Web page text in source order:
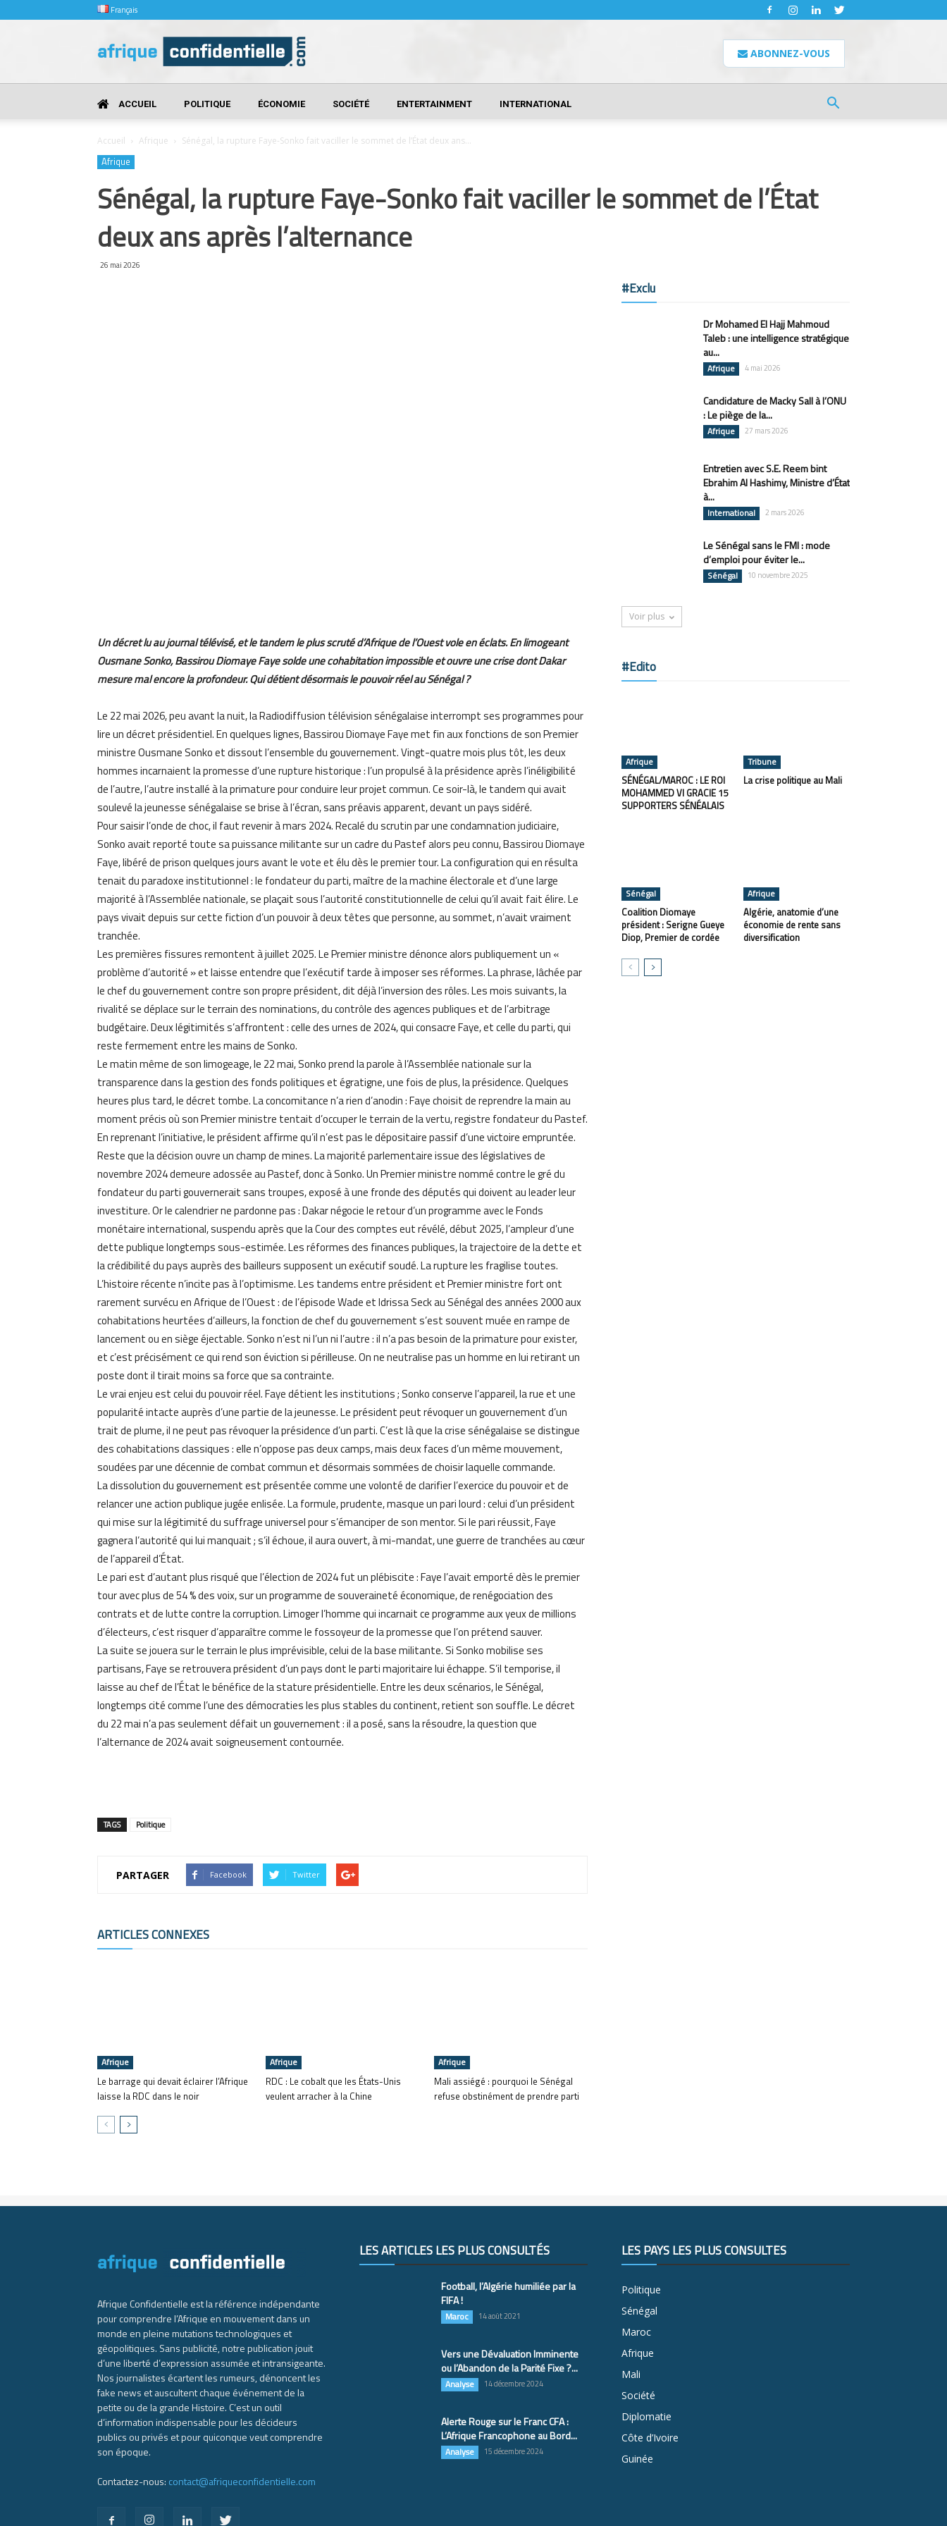
Français
Confidentielle
ABONNEZ-VOUS
ACCUEIL POLITIQUE ÉCONOMIE SOCIÉTÉ ENTERTAINMENT INTERNATIONAL
Accueil Afrique Sénégal, la rupture Faye-Sonko fait vaciller le sommet de l’État deux ans...
Afrique
Sénégal, la rupture Faye-Sonko fait vaciller le sommet de l’État
deux ans après l’alternance
26 mai 2026
Un décret lu au journal télévisé, et le tandem le plus scruté d’Afrique de l’Ouest vole en éclats. En limogeant
Ousmane Sonko, Bassirou Diomaye Faye solde une cohabitation impossible et ouvre une crise dont Dakar
mesure mal encore la profondeur. Qui détient désormais le pouvoir réel au Sénégal ?
Le 22 mai 2026, peu avant la nuit, la Radiodiffusion télévision sénégalaise interrompt ses programmes pour
lire un décret présidentiel. En quelques lignes, Bassirou Diomaye Faye met fin aux fonctions de son Premier
ministre Ousmane Sonko et dissout l’ensemble du gouvernement. Vingt-quatre mois plus tôt, les deux
hommes incarnaient la promesse d’une rupture historique : l’un propulsé à la présidence après l’inéligibilité
de l’autre, l’autre installé à la primature pour conduire leur projet commun. Ce soir-là, le tandem qui avait
soulevé la jeunesse sénégalaise se brise à l’écran, sans préavis apparent, devant un pays sidéré.
Pour saisir l’onde de choc, il faut revenir à mars 2024. Recalé du scrutin par une condamnation judiciaire,
Sonko avait reporté toute sa puissance militante sur un cadre du Pastef alors peu connu, Bassirou Diomaye
Faye, libéré de prison quelques jours avant le vote et élu dès le premier tour. La configuration qui en résulta
tenait du paradoxe institutionnel : le fondateur du parti, maître de la machine électorale et d’une large
majorité à l’Assemblée nationale, se plaçait sous l’autorité constitutionnelle de celui qu’il avait fait élire. Le
pays vivait depuis sur cette fiction d’un pouvoir à deux têtes que personne, au sommet, n’avait vraiment
tranchée.
Les premières fissures remontent à juillet 2025. Le Premier ministre dénonce alors publiquement un «
problème d’autorité » et laisse entendre que l’exécutif tarde à imposer ses réformes. La phrase, lâchée par
le chef du gouvernement contre son propre président, dit déjà l’inversion des rôles. Les mois suivants, la
rivalité se déplace sur le terrain des nominations, du contrôle des agences publiques et de l’arbitrage
budgétaire. Deux légitimités s’affrontent : celle des urnes de 2024, qui consacre Faye, et celle du parti, qui
reste fermement entre les mains de Sonko.
Le matin même de son limogeage, le 22 mai, Sonko prend la parole à l’Assemblée nationale sur la
transparence dans la gestion des fonds politiques et égratigne, une fois de plus, la présidence. Quelques
heures plus tard, le décret tombe. La concomitance n’a rien d’anodin : Faye choisit de reprendre la main au
moment précis où son Premier ministre tentait d’occuper le terrain de la vertu, registre fondateur du Pastef.
En reprenant l’initiative, le président affirme qu’il n’est pas le dépositaire passif d’une victoire empruntée.
Reste que la décision ouvre un champ de mines. La majorité parlementaire issue des législatives de
novembre 2024 demeure adossée au Pastef, donc à Sonko. Un Premier ministre nommé contre le gré du
fondateur du parti gouvernerait sans troupes, exposé à une fronde des députés qui doivent au leader leur
investiture. Or le calendrier ne pardonne pas : Dakar négocie le retour d’un programme avec le Fonds
monétaire international, suspendu après que la Cour des comptes eut révélé, début 2025, l’ampleur d’une
dette publique longtemps sous-estimée. Les réformes des finances publiques, la trajectoire de la dette et
la crédibilité du pays auprès des bailleurs supposent un exécutif soudé. La rupture les fragilise toutes.
L’histoire récente n’incite pas à l’optimisme. Les tandems entre président et Premier ministre fort ont
rarement survécu en Afrique de l’Ouest : de l’épisode Wade et Idrissa Seck au Sénégal des années 2000 aux
cohabitations heurtées d’ailleurs, la fonction de chef du gouvernement s’est souvent muée en rampe de
lancement ou en siège éjectable. Sonko n’est ni l’un ni l’autre : il n’a pas besoin de la primature pour exister,
et c’est précisément ce qui rend son éviction si périlleuse. On ne neutralise pas un homme en lui retirant un
poste dont il tirait moins sa force que sa contrainte.
Le vrai enjeu est celui du pouvoir réel. Faye détient les institutions ; Sonko conserve l’appareil, la rue et une
popularité intacte auprès d’une partie de la jeunesse. Le président peut révoquer un gouvernement d’un
trait de plume, il ne peut pas révoquer la présidence d’un parti. C’est là que la crise sénégalaise se distingue
des cohabitations classiques : elle n’oppose pas deux camps, mais deux faces d’un même mouvement,
soudées par une décennie de combat commun et désormais sommées de choisir laquelle commande.
La dissolution du gouvernement est présentée comme une volonté de clarifier l’exercice du pouvoir et de
relancer une action publique jugée enlisée. La formule, prudente, masque un pari lourd : celui d’un président
qui mise sur la légitimité du suffrage universel pour s’émanciper de son mentor. Si le pari réussit, Faye
gagnera l’autorité qui lui manquait ; s’il échoue, il aura ouvert, à mi-mandat, une guerre de tranchées au cœur
de l’appareil d’État.
Le pari est d’autant plus risqué que l’élection de 2024 fut un plébiscite : Faye l’avait emporté dès le premier
tour avec plus de 54 % des voix, sur un programme de souveraineté économique, de renégociation des
contrats et de lutte contre la corruption. Limoger l’homme qui incarnait ce programme aux yeux de millions
d’électeurs, c’est risquer d’apparaître comme le fossoyeur de la promesse que l’on prétend sauver.
La suite se jouera sur le terrain le plus imprévisible, celui de la base militante. Si Sonko mobilise ses
partisans, Faye se retrouvera président d’un pays dont le parti majoritaire lui échappe. S’il temporise, il
laisse au chef de l’État le bénéfice de la stature présidentielle. Entre les deux scénarios, le Sénégal,
longtemps cité comme l’une des démocraties les plus stables du continent, retient son souffle. Le décret
du 22 mai n’a pas seulement défait un gouvernement : il a posé, sans la résoudre, la question que
l’alternance de 2024 avait soigneusement contournée.
TAGS Politique
PARTAGER Facebook Twitter
ARTICLES CONNEXES
Afrique
Le barrage qui devait éclairer l’Afrique
laisse la RDC dans le noir
Afrique
RDC : Le cobalt que les États-Unis
veulent arracher à la Chine
Afrique
Mali assiégé : pourquoi le Sénégal
refuse obstinément de prendre parti
#Exclu
Dr Mohamed El Hajj Mahmoud
Taleb : une intelligence stratégique
au...
Afrique 4 mai 2026
Candidature de Macky Sall à l’ONU
: Le piège de la...
Afrique 27 mars 2026
Entretien avec S.E. Reem bint
Ebrahim Al Hashimy, Ministre d’État
à...
International 2 mars 2026
Le Sénégal sans le FMI : mode
d’emploi pour éviter le...
Sénégal 10 novembre 2025
Voir plus
#Edito
Afrique
SÉNÉGAL/MAROC : LE ROI
MOHAMMED VI GRACIE 15
SUPPORTERS SÉNÉALAIS
Tribune
La crise politique au Mali
Sénégal
Coalition Diomaye
président : Serigne Gueye
Diop, Premier de cordée
Afrique
Algérie, anatomie d’une
économie de rente sans
diversification
Afrique Confidentielle est la référence indépendante
pour comprendre l’Afrique en mouvement dans un
monde en pleine mutations technologiques et
géopolitiques. Sans publicité, notre publication jouit
d’une liberté d’expression assumée et intransigeante.
Nos journalistes écartent les rumeurs, dénoncent les
fake news et auscultent chaque événement de la
petite ou de la grande Histoire. C’est un outil
d’information indispensable pour les décideurs
publics ou privés et pour quiconque veut comprendre
son époque.
Contactez-nous: contact@afriqueconfidentielle.com
LES ARTICLES LES PLUS CONSULTÉS
Football, l’Algérie humiliée par la
FIFA !
Maroc 14 août 2021
Vers une Dévaluation Imminente
ou l’Abandon de la Parité Fixe ?...
Analyse 14 décembre 2024
Alerte Rouge sur le Franc CFA :
L’Afrique Francophone au Bord...
Analyse 15 décembre 2024
LES PAYS LES PLUS CONSULTÉS
Politique
Sénégal
Maroc
Afrique
Mali
Société
Diplomatie
Côte d’Ivoire
Guinée